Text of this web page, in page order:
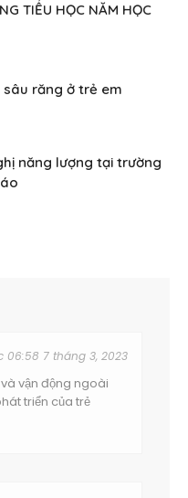
TIỂU HỌC NĂM HỌC
răng ở trẻ em
năng lượng tại trường
06:58 7 tháng 3, 2023
vận động ngoài
triển của trẻ